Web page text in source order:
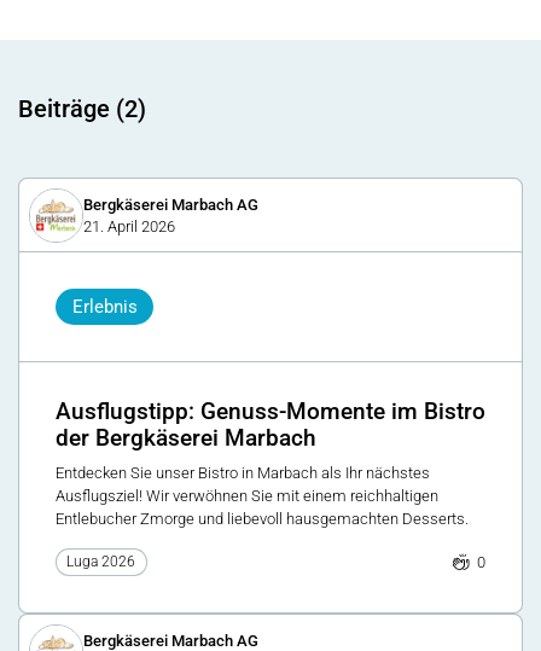
Beiträge (2)
Bergkäserei Marbach AG
21. April 2026
Erlebnis
Ausflugstipp: Genuss-Momente im Bistro
der Bergkäserei Marbach
Entdecken Sie unser Bistro in Marbach als Ihr nächstes
Ausflugsziel! Wir verwöhnen Sie mit einem reichhaltigen
Entlebucher Zmorge und liebevoll hausgemachten Desserts.
Luga 2026 0
Bergkäserei Marbach AG